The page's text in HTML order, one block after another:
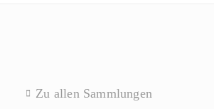
Zu allen Sammlungen